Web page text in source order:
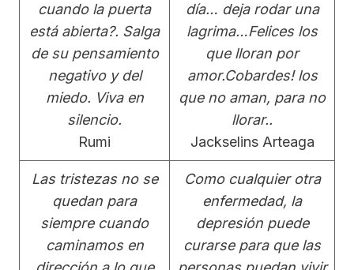
cuando la puerta
está abierta?. Salga
de su pensamiento
negativo y del
miedo. Viva en
silencio.
Rumi
día… deja rodar una
lagrima…Felices los
que lloran por
amor.Cobardes! los
que no aman, para no
llorar..
Jackselins Arteaga
Las tristezas no se
quedan para
siempre cuando
caminamos en
Como cualquier otra
enfermedad, la
depresión puede
curarse para que las